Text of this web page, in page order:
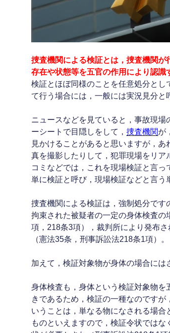
捜査機関による検証とは， 捜査機関が
存在や状態等を五官の作用により認識
検証とほぼ同様のことを任意処分とし
て行う場合には，一般には実況見分と
ニュースなどを見ていると，事故現
ーシートで目隠しをして， 捜査機関が
見かけることがあると思いますが，
真を撮影したりして，犯罪現場をリア
コミなどでは，これを現場検証と言っ
単に検証と呼び，現場検証などと言う
捜査機関による検証は，強制処分で
拘束された被疑者の一定の身体検査
項，218条3項），裁判所により発布
（憲法35条，刑事訴訟法218条1項）。
加えて，検証対象物が身体の場合には
身体検査も，身体という検証対象物
きであるため，検証の一種なのですが
いうことは，単なる物になされる場
ものといえますので，検証令状では